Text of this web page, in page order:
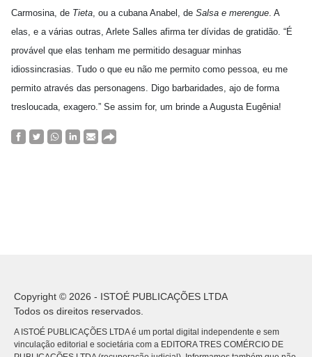
Carmosina, de Tieta, ou a cubana Anabel, de Salsa e merengue. A
elas, e a várias outras, Arlete Salles afirma ter dívidas de gratidão. “É
provável que elas tenham me permitido desaguar minhas
idiossincrasias. Tudo o que eu não me permito como pessoa, eu me
permito através das personagens. Digo barbaridades, ajo de forma
tresloucada, exagero.” Se assim for, um brinde a Augusta Eugênia!
Copyright © 2026 - ISTOÉ PUBLICAÇÕES LTDA
Todos os direitos reservados.
A ISTOÉ PUBLICAÇÕES LTDA é um portal digital independente e sem
vinculação editorial e societária com a EDITORA TRES COMÉRCIO DE